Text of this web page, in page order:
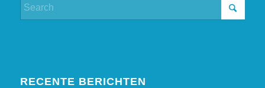
RECENTE BERICHTEN